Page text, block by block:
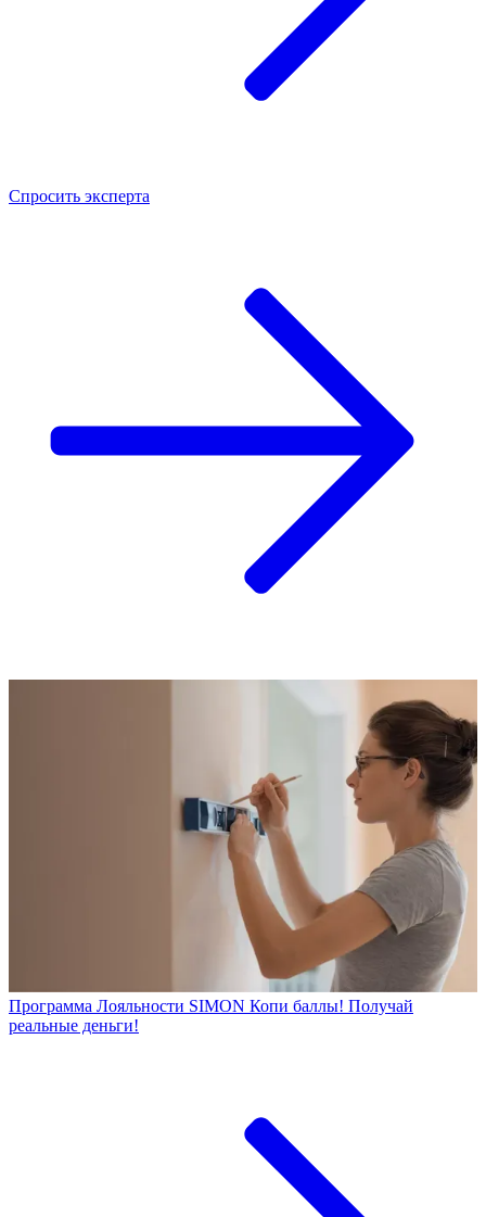
Спросить эксперта
Программа Лояльности SIMON Копи баллы! Получай
реальные деньги!